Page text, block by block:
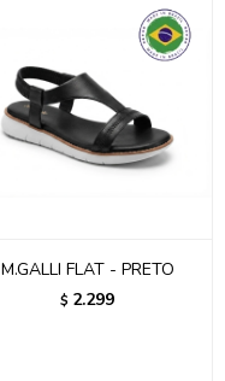
M.GALLI FLAT - PRETO
$ 2.299